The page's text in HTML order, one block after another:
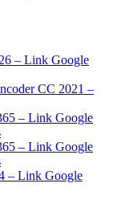
– Link Google
CC 2021 –
– Link Google
– Link Google
– Link Google